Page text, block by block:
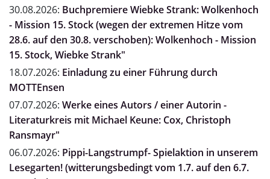
30.08.2026: Buchpremiere Wiebke Strank: Wolkenhoch
- Mission 15. Stock (wegen der extremen Hitze vom
28.6. auf den 30.8. verschoben): Wolkenhoch - Mission
15. Stock, Wiebke Strank"
18.07.2026: Einladung zu einer Führung durch
MOTTEnsen
07.07.2026: Werke eines Autors / einer Autorin -
Literaturkreis mit Michael Keune: Cox, Christoph
Ransmayr"
06.07.2026: Pippi-Langstrumpf- Spielaktion in unserem
Lesegarten! (witterungsbedingt vom 1.7. auf den 6.7.